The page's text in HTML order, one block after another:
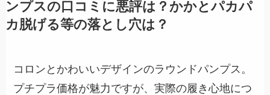
ンプスの口コミに悪評は？かかとパカパ
カ脱げる等の落とし穴は？
コロンとかわいいデザインのラウンドパンプス。
プチプラ価格が魅力ですが、実際の履き心地につ